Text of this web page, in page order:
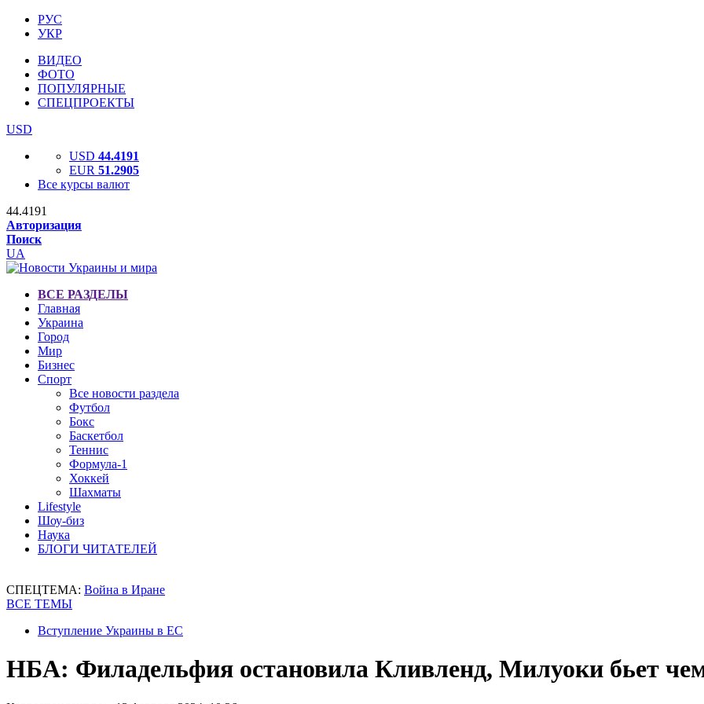
РУС
УКР
ВИДЕО
ФОТО
ПОПУЛЯРНЫЕ
СПЕЦПРОЕКТЫ
USD
USD 44.4191
EUR 51.2905
Все курсы валют
44.4191
Авторизация
Поиск
UA
ВСЕ РАЗДЕЛЫ
Главная
Украина
Город
Мир
Бизнес
Спорт
Все новости раздела
Футбол
Бокс
Баскетбол
Теннис
Формула-1
Хоккей
Шахматы
Lifestyle
Шоу-биз
Наука
БЛОГИ ЧИТАТЕЛЕЙ
СПЕЦТЕМА: Война в Иране
ВСЕ ТЕМЫ
Вступление Украины в ЕС
НБА: Филадельфия остановила Кливленд, Милуоки бьет